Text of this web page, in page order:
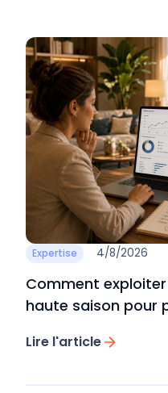
Expertise 4/8/2026
Comment
haute saison pour
Lire l'article